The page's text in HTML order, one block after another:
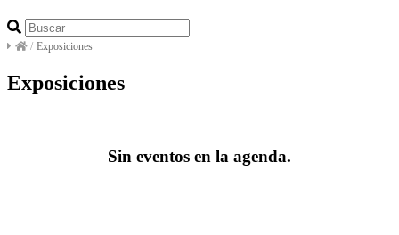
/ Exposiciones
Exposiciones
Sin eventos en la agenda.